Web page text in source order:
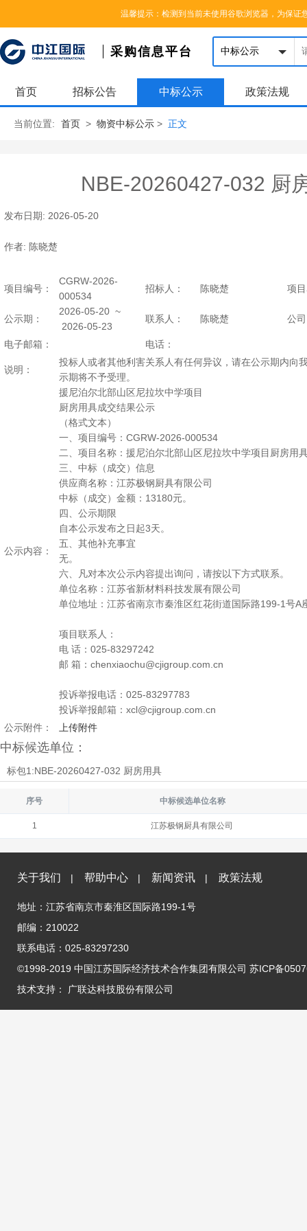
温馨提示：检测到当前未使用谷歌浏览器，为保证
您好，欢迎来到中江国际集团采购信息平台，请登录 | 注册
采购信息平台
首页 招标公告 中标公示 政策法规
当前位置: 首页 > 物资中标公示 > 正文
NBE-20260427-032 厨
发布日期: 2026-05-20
作者: 陈晓楚
项目编号：
CGRW-2026-
000534
招标人： 陈晓楚 项
公示期：
2026-05-20 ~
2026-05-23
联系人： 陈晓楚 公
电子邮箱： 电话：
说明：
投标人或者其他利害关系人有任何异议，请在公示期内向
示期将不予受理。
公示内容：
援尼泊尔北部山区尼拉坎中学项目
厨房用具成交结果公示
（格式文本）
一、项目编号：CGRW-2026-000534
二、项目名称：援尼泊尔北部山区尼拉坎中学项目厨房用
三、中标（成交）信息
供应商名称：江苏极钢厨具有限公司
中标（成交）金额：13180元。
四、公示期限
自本公示发布之日起3天。
五、其他补充事宜
无。
六、凡对本次公示内容提出询问，请按以下方式联系。
单位名称：江苏省新材料科技发展有限公司
单位地址：江苏省南京市秦淮区红花街道国际路199-1号A
项目联系人：
电 话：025-83297242
邮 箱：chenxiaochu@cjigroup.com.cn
投诉举报电话：025-83297783
投诉举报邮箱：xcl@cjigroup.com.cn
公示附件：
上传附件
中标候选单位：
标包1:NBE-20260427-032 厨房用具
序号 中标候选单位名称
1 江苏极钢厨具有限公司
关于我们 | 帮助中心 | 新闻资讯 | 政策法规
地址：江苏省南京市秦淮区国际路199-1号
邮编：210022
联系电话：025-83297230
©1998-2019 中国江苏国际经济技术合作集团有限公司 苏ICP备
技术支持：
广联达科技股份有限公司